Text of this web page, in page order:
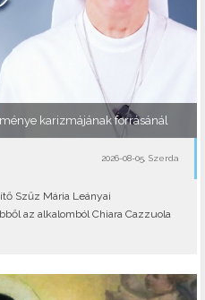
karizmájának forrásánál
2026-08-05, Szerda
Szűz Mária Leányai
az alkalomból Chiara Cazzuola